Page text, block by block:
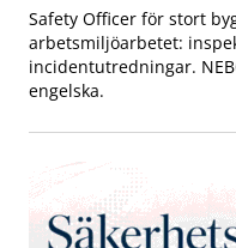
Safety Officer för stort
arbetsmiljöarbetet:
incidentutredningar.
engelska.